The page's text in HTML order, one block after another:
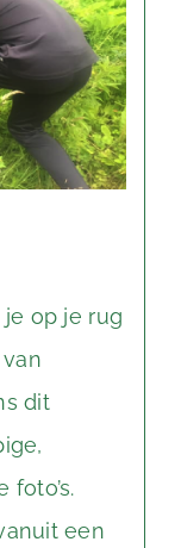
op je rug
dit
een